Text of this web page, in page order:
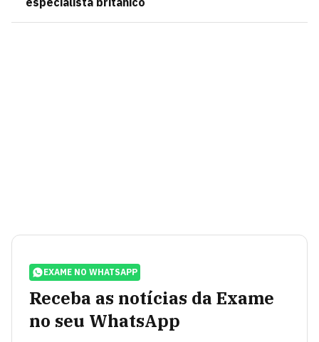
EXAME NO WHATSAPP
Receba as notícias da Exame
no seu WhatsApp